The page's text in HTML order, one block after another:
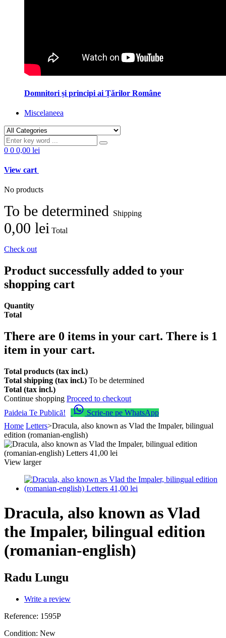
Domnitori și principi ai Țărilor Române
Miscelaneea
0 0 0,00 lei
View cart
No products
To be determined Shipping
0,00 lei Total
Check out
Product successfully added to your
shopping cart
Quantity
Total
There are 0 items in your cart. There is 1
item in your cart.
Total products (tax incl.)
Total shipping (tax incl.) To be determined
Total (tax incl.)
Continue shopping Proceed to checkout
Paideia Te Publică!
Scrie-ne pe WhatsApp
Home Letters>Dracula, also known as Vlad the Impaler, bilingual
edition (romanian-english)
View larger
Dracula, also known as Vlad
the Impaler, bilingual edition
(romanian-english)
Radu Lungu
Write a review
Reference: 1595P
Condition: New